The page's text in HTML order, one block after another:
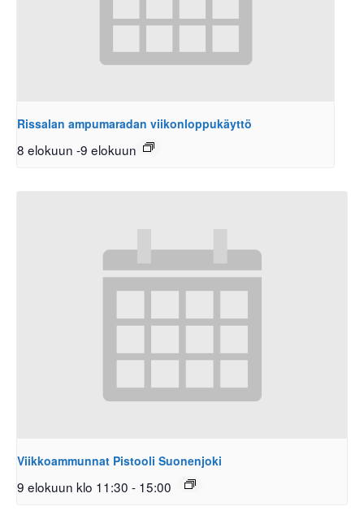
Rissalan ampumaradan viikonloppukäyttö
8 elokuun -9 elokuun
Viikkoammunnat Pistooli Suonenjoki
9 elokuun klo 11:30 - 15:00